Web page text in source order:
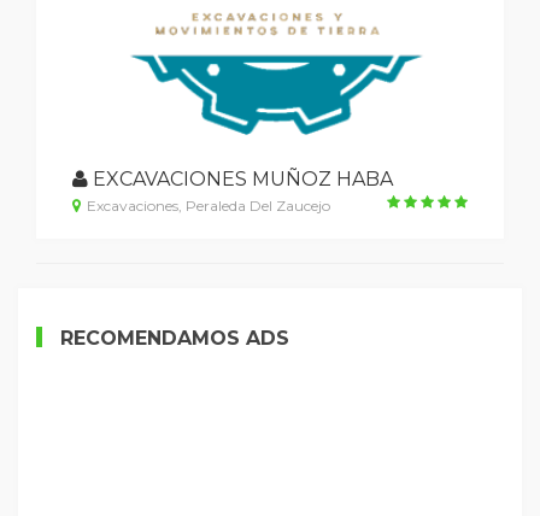
EXCAVACIONES MUÑOZ HABA
Excavaciones, Peraleda Del Zaucejo
RECOMENDAMOS ADS